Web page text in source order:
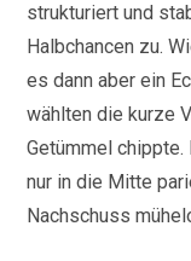
strukturiert und
Halbchancen zu.
es dann aber ein
wählten die kurze
Getümmel
nur in die Mitte
Nachschuss